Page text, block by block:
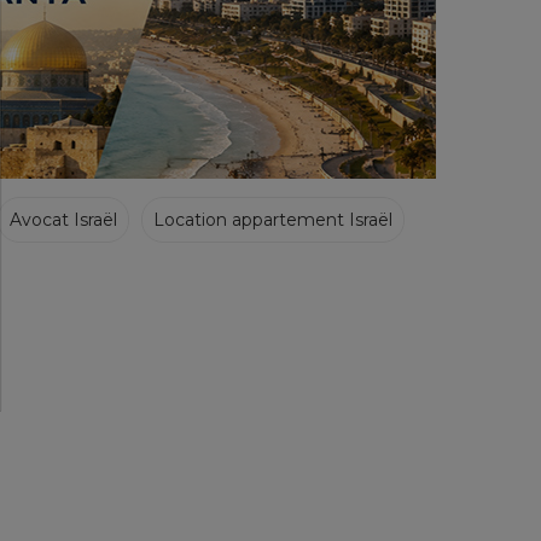
Avocat Israël Location appartement Israël